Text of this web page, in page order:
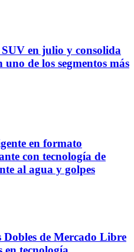
en julio y consolida
de los segmentos más
en formato
con tecnología de
al agua y golpes
Dobles de Mercado Libre